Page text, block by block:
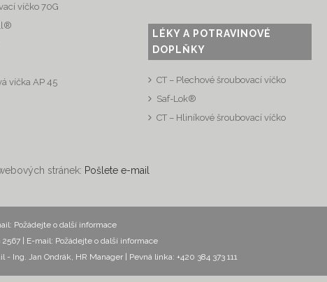
víčko 70G
víčka AP 45
LÉKY A POTRAVINOVÉ
DOPLŇKY
CT – Plechové šroubovací víčko
Saf-Lok®
CT – Hliníkové šroubovací víčko
stránek: Pošlete e-mail
Požádejte o další informace
2567 | E-mail: Požádejte o další informace
- Ing. Jan Ondrák, HR Manager | Pevná linka: +420 384 373 111